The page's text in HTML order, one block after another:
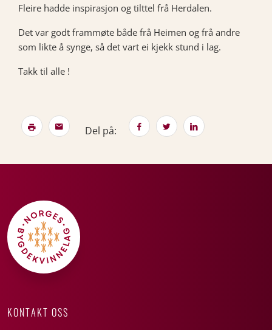
Fleire hadde inspirasjon og tilttel frå Herdalen.
Det var godt frammøte både frå Heimen og frå andre
som likte å synge, så det vart ei kjekk stund i lag.
Takk til alle !
Del på:
KONTAKT OSS